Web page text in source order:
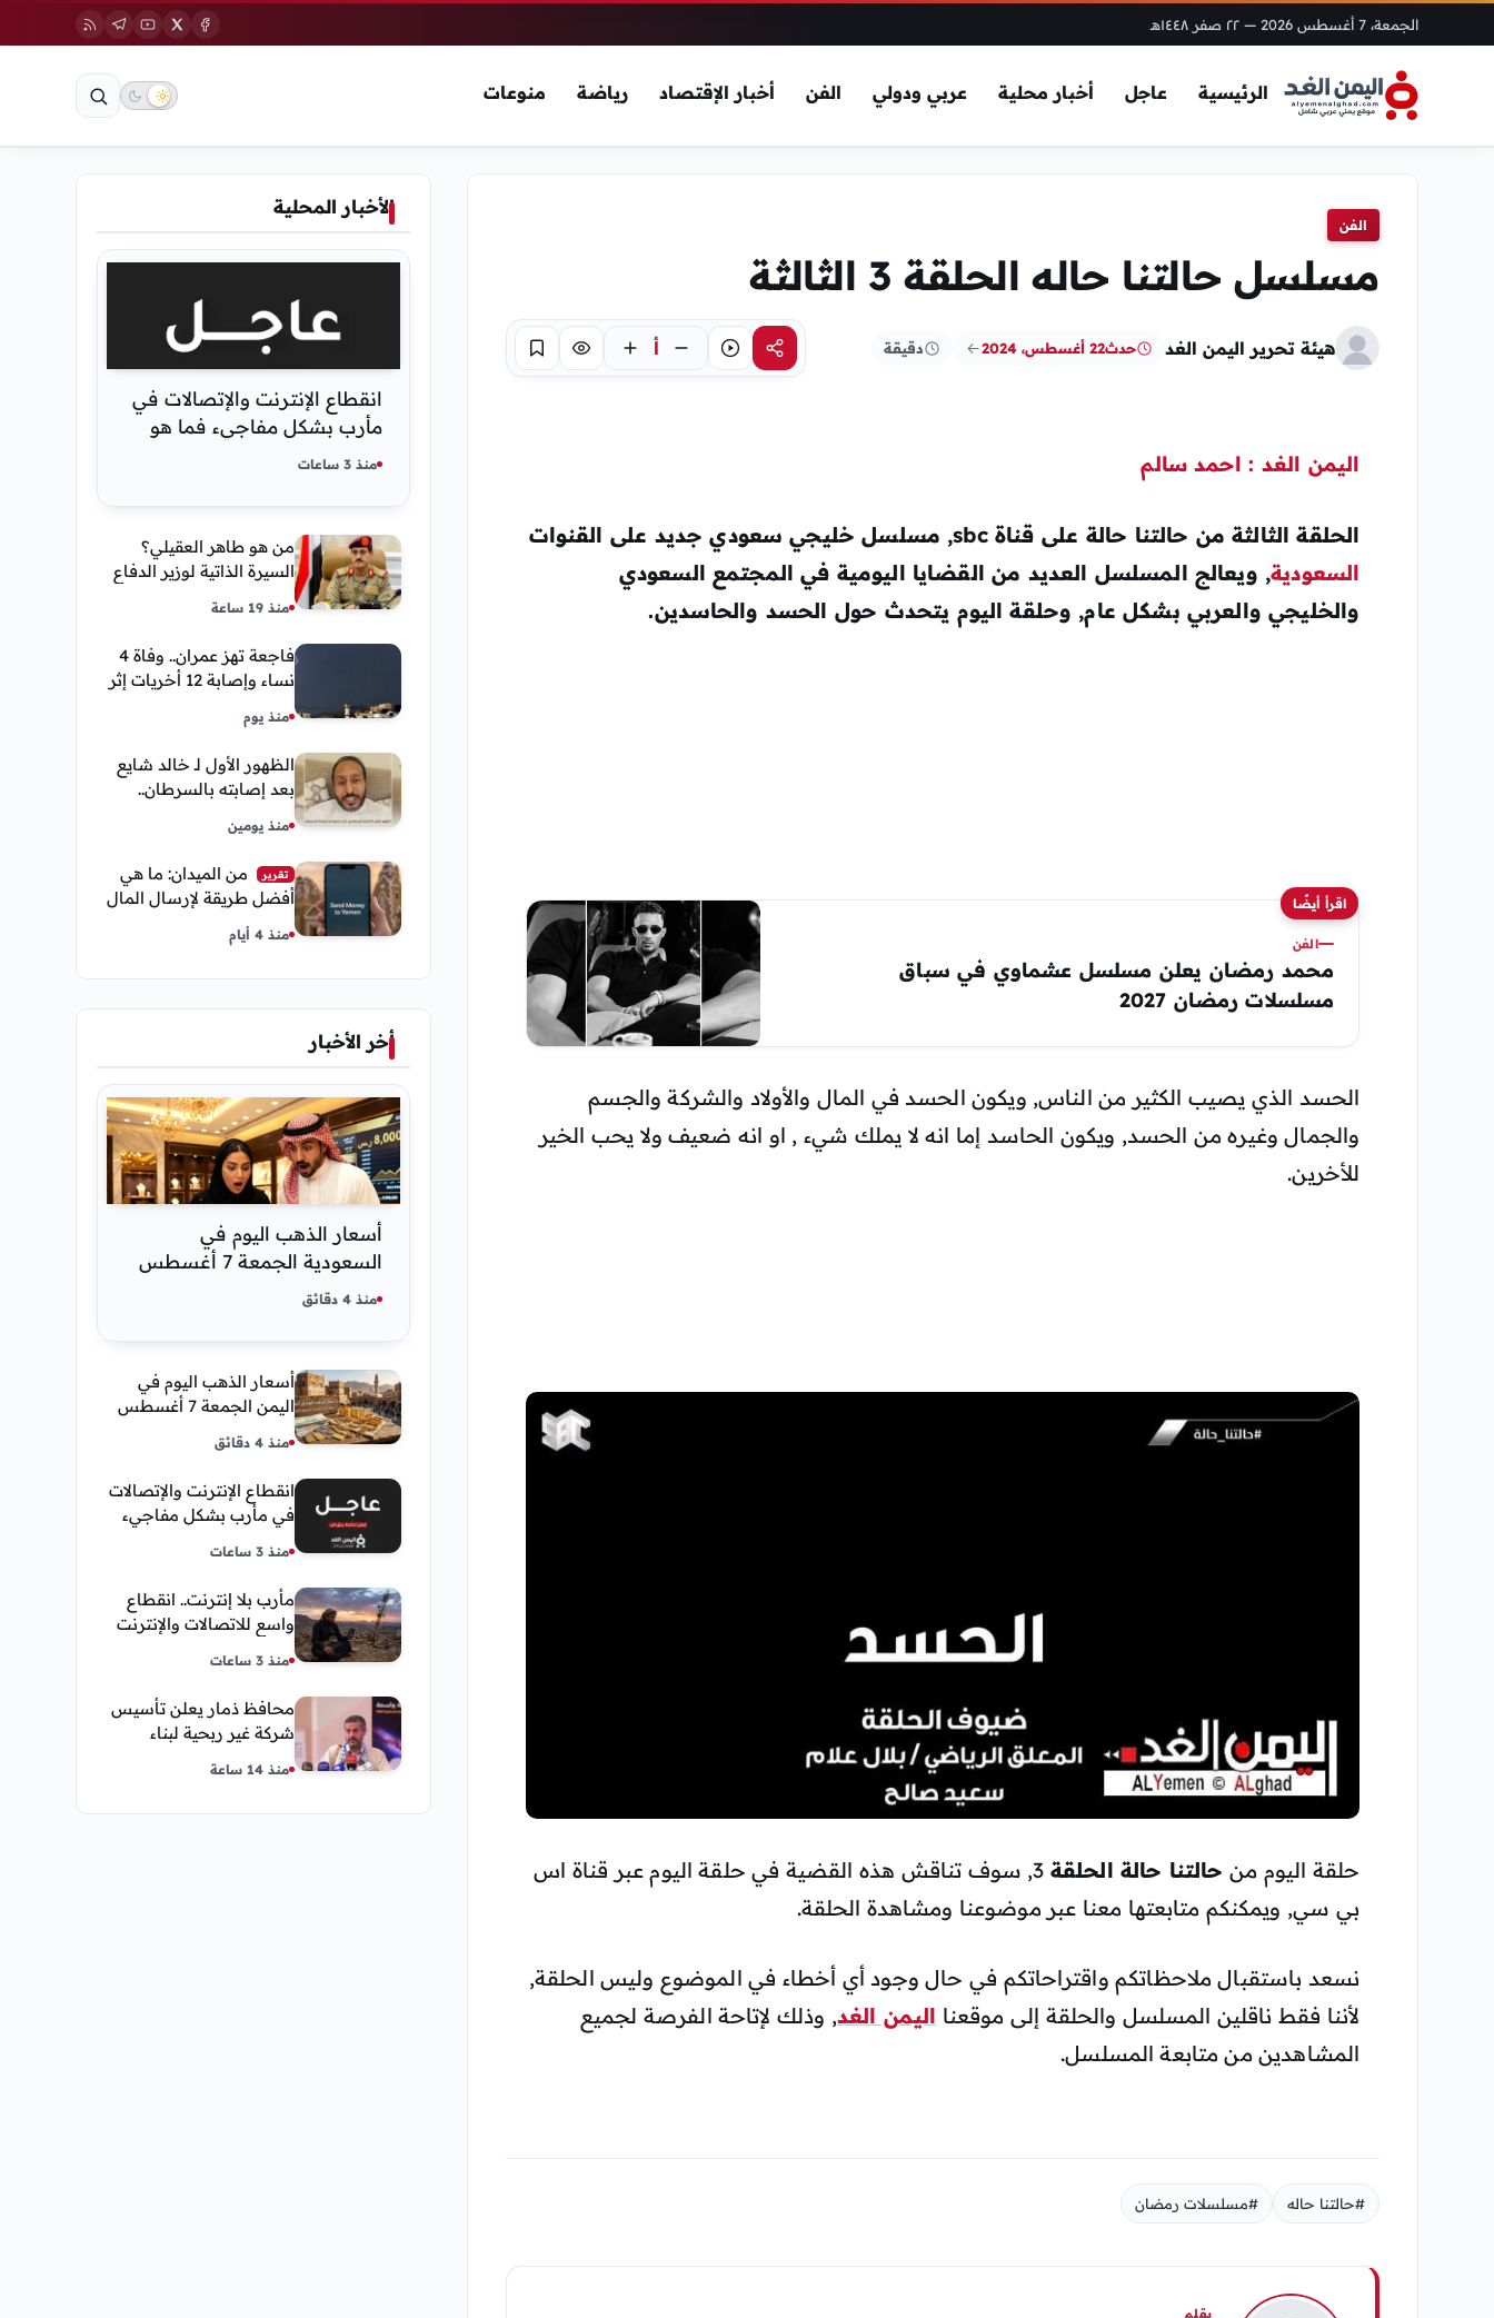
الجمعة، 7 أغسطس 2026 — ٢٢ صفر ١٤٤٨هـ
الرئيسية عاجل أخبار محلية عربي ودولي الفن أخبار الإقتصاد رياضة منوعات
الفن
مسلسل حالتنا حاله الحلقة 3 الثالثة
هيئة تحرير اليمن الغد حدث22 أغسطس، 2024 دقيقة مشاركةاستماع أ تركيز حفظ
اليمن الغد : احمد سالم
الحلقة الثالثة من حالتنا حالة على قناة sbc, مسلسل خليجي سعودي جديد على القنوات
السعودية, ويعالج المسلسل العديد من القضايا اليومية في المجتمع السعودي
والخليجي والعربي بشكل عام, وحلقة اليوم يتحدث حول الحسد والحاسدين.
اقرأ أيضًا
الفن
محمد رمضان يعلن مسلسل عشماوي في سباق
مسلسلات رمضان 2027
الحسد الذي يصيب الكثير من الناس, ويكون الحسد في المال والأولاد والشركة والجسم
والجمال وغيره من الحسد, ويكون الحاسد إما انه لا يملك شيء , او انه ضعيف ولا يحب الخير
للأخرين.
حلقة اليوم من حالتنا حالة الحلقة
3, سوف تناقش هذه القضية في حلقة اليوم عبر قناة اس
بي سي, ويمكنكم متابعتها معنا عبر موضوعنا ومشاهدة الحلقة.
نسعد باستقبال ملاحظاتكم واقتراحاتكم في حال وجود أي أخطاء في الموضوع وليس الحلقة,
لأننا فقط ناقلين المسلسل والحلقة إلى موقعنا اليمن الغد, وذلك لإتاحة الفرصة لجميع
المشاهدين من متابعة المسلسل.
#حالتنا حاله #مسلسلات رمضان
بقلم
الأخبار المحلية
انقطاع الإنترنت والإتصالات في
مأرب بشكل مفاجيء فما هو
سبب ذلك
منذ 3 ساعات
من هو طاهر العقيلي؟
السيرة الذاتية لوزير الدفاع
مناصبه
منذ 19 ساعة
فاجعة تهز عمران.. وفاة 4
نساء وإصابة 12 أخريات إثر
اجتماعية
منذ يوم
الظهور الأول لـ خالد شايع
بعد إصابته بالسرطان..
رحلة العلاج
منذ يومين
تقرير
من الميدان: ما هي
أفضل طريقة لإرسال المال
إلى اليمن من السعودية
وأمريكا
منذ 4 أيام
أخر الأخبار
أسعار الذهب اليوم في
السعودية الجمعة 7 أغسطس
2026 — تحديث مباشر
منذ 4 دقائق
أسعار الذهب اليوم في
اليمن الجمعة 7 أغسطس
2026 — بيع وشراء صنعاء
وعدن
منذ 4 دقائق
انقطاع الإنترنت والإتصالات
في مأرب بشكل مفاجيء
منذ 3 ساعات
مأرب بلا إنترنت.. انقطاع
واسع للاتصالات والإنترنت
المحافظة
منذ 3 ساعات
محافظ ذمار يعلن تأسيس
شركة غير ربحية لبناء
منذ 14 ساعة